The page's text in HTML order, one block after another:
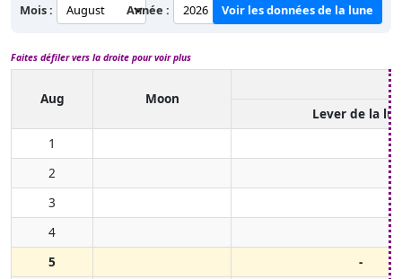
Mois : Année : Voir les données de la lune
Faites défiler vers la droite pour voir plus
Aug
Moon
Lever de la
1
2
3
4
5
-